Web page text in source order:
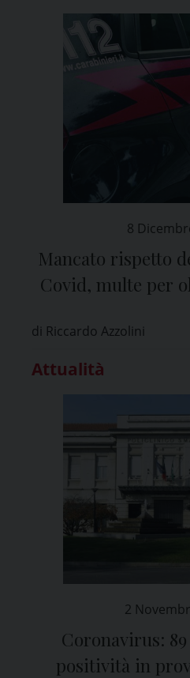
8
Mancato rispetto
Covid, multe per
di Riccardo Azzolini
Attualità
2
Coronavirus:
positività in